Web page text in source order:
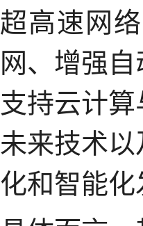
超高速网
网、增强
支持云计
未来技术
化和智能化